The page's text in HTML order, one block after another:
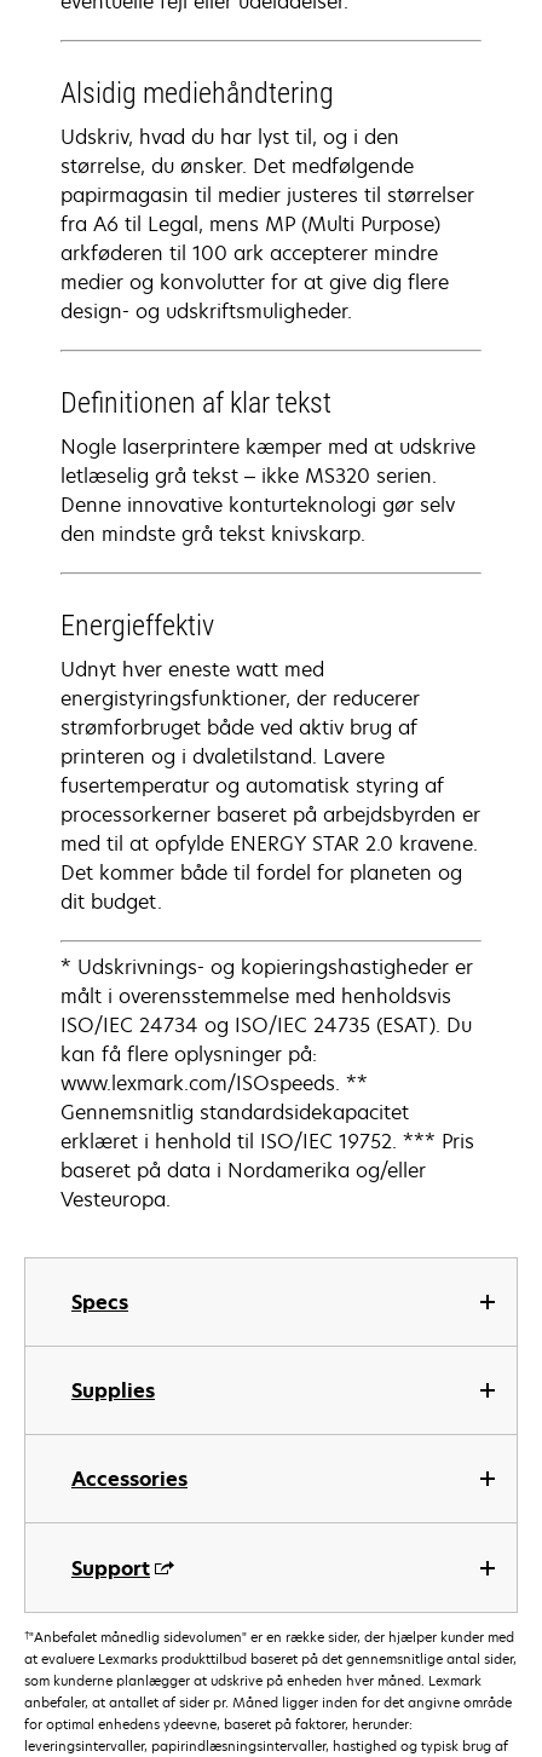
Specs
Supplies
Accessories
Support
Alsidig mediehåndtering
Udskriv, hvad du har lyst til, og i den
størrelse, du ønsker. Det medfølgende
papirmagasin til medier justeres til størrelser
fra A6 til Legal, mens MP (Multi Purpose)
arkføderen til 100 ark accepterer mindre
medier og konvolutter for at give dig flere
design- og udskriftsmuligheder.
Definitionen af klar tekst
Nogle laserprintere kæmper med at udskrive
letlæselig grå tekst – ikke MS320 serien.
Denne innovative konturteknologi gør selv
den mindste grå tekst knivskarp.
Energieffektiv
Udnyt hver eneste watt med
energistyringsfunktioner, der reducerer
strømforbruget både ved aktiv brug af
printeren og i dvaletilstand. Lavere
fusertemperatur og automatisk styring af
processorkerner baseret på arbejdsbyrden er
med til at opfylde ENERGY STAR 2.0 kravene.
Det kommer både til fordel for planeten og
dit budget.
* Udskrivnings- og kopieringshastigheder er
målt i overensstemmelse med henholdsvis
ISO/IEC 24734 og ISO/IEC 24735 (ESAT). Du
kan få flere oplysninger på:
www.lexmark.com/ISOspeeds. **
Gennemsnitlig standardsidekapacitet
erklæret i henhold til ISO/IEC 19752. *** Pris
baseret på data i Nordamerika og/eller
Vesteuropa.
†"Anbefalet månedlig sidevolumen" er en række sider, der hjælper kunder med
at evaluere Lexmarks produkttilbud baseret på det gennemsnitlige antal sider,
som kunderne planlægger at udskrive på enheden hver måned. Lexmark
anbefaler, at antallet af sider pr. Måned ligger inden for det angivne område
for optimal enhedens ydeevne, baseret på faktorer, herunder:
leveringsintervaller, papirindlæsningsintervaller, hastighed og typisk brug af